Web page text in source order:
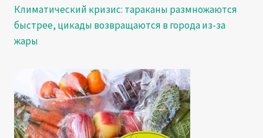
Климатический кризис: тараканы размножаются
быстрее, цикады возвращаются в города из-за
жары